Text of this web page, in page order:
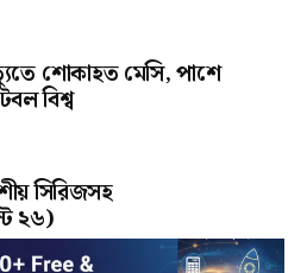
শোকাহত মেসি, পাশে
বিশ্ব
সিরিজসহ
২৬)